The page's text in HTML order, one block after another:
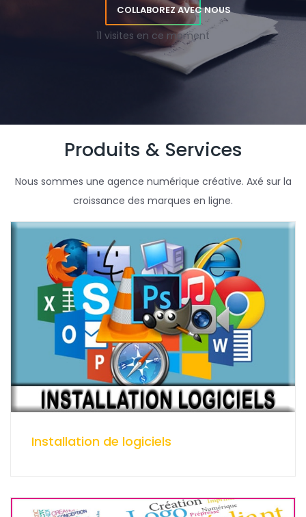
COLLABOREZ AVEC NOUS
11 visites en ce moment
Produits & Services
Nous sommes une agence numérique créative. Axé sur la
croissance des marques en ligne.
Installation de logiciels